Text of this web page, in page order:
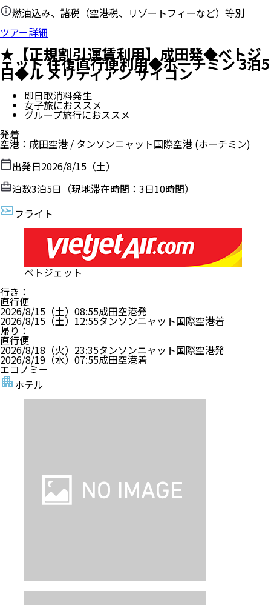
燃油込み、諸税（空港税、リゾートフィーなど）等別
ツアー詳細
★【正規割引運賃利用】成田発◆ベトジ
ェット 往復直行便利用◆ホーチミン 3泊5
日◆ル メリディアン サイゴン
即日取消料発生
女子旅におススメ
グループ旅行におススメ
発着
空港 ： 成田空港 / タンソンニャット国際空港 (ホーチミン)
出発日2026/8/15（土）
泊数3泊5日（現地滞在時間： 3日10時間）
フライト
ベトジェット
行き ：
直行便
2026/8/15（土） 08:55成田空港発
2026/8/15（土） 12:55タンソンニャット国際空港着
帰り ：
直行便
2026/8/18（火） 23:35タンソンニャット国際空港発
2026/8/19（水） 07:55成田空港着
エコノミー
ホテル